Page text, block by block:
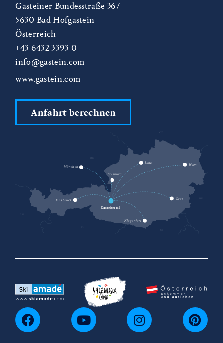
Gasteiner Bundesstraße 367
5630 Bad Hofgastein
Österreich
+43 6432 3393 0
info@gastein.com
www.gastein.com
Anfahrt berechnen
München
Innsbruck
Klagenfurt
Graz
Wien
Linz
Gasteinertal
Salzburg
CZ